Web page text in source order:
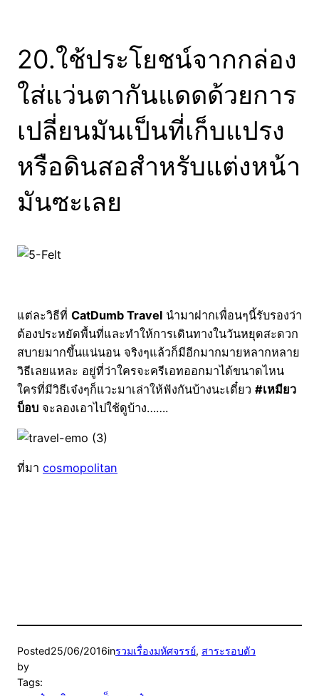
20.ใช้ประโยชน์จากกล่อง
ใส่แว่นตากันแดดด้วยการ
เปลี่ยนมันเป็นที่เก็บแปรง
หรือดินสอสำหรับแต่งหน้า
มันซะเลย
แต่ละวิธีที่ CatDumb Travel นำมาฝากเพื่อนๆนี้รับรองว่า
ต้องประหยัดพื้นที่และทำให้การเดินทางในวันหยุดสะดวก
สบายมากขึ้นแน่นอน จริงๆแล้วก็มีอีกมากมายหลากหลาย
วิธีเลยแหละ อยู่ที่ว่าใครจะครีเอทออกมาได้ขนาดไหน
ใครที่มีวิธีเจ๋งๆก็แวะมาเล่าให้ฟังกันบ้างนะเดี๋ยว #เหมียว
บ็อบ จะลองเอาไปใช้ดูบ้าง…….
ที่มา cosmopolitan
Posted25/06/2016inรวมเรื่องมหัศจรรย์, สาระรอบตัว
by
Tags: